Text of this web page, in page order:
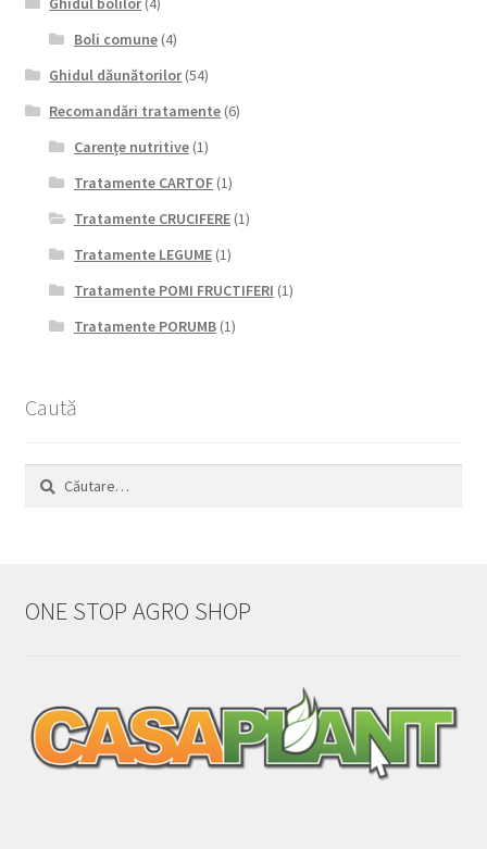
Boli comune(4)
Ghidul dăunătorilor(54)
Recomandări tratamente (6)
Carențe nutritive(1)
Tratamente CARTOF(1)
Tratamente CRUCIFERE(1)
Tratamente LEGUME(1)
Tratamente POMI FRUCTIFERI (1)
Tratamente PORUMB(1)
Caută
Caută
ONE STOP AGRO SHOP